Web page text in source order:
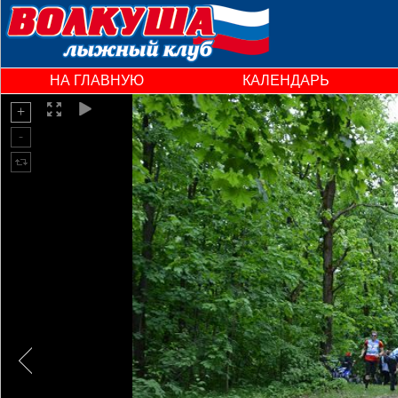
НА ГЛАВНУЮ КАЛЕНДАРЬ